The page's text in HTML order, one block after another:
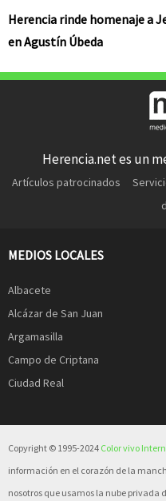
Herencia rinde homenaje a
en Agustín Úbeda
Herencia.net es un
Artículos patrocinados
MEDIOS LOCALES
Albacete
Alcázar de San Juan
Argamasilla
Campo de Criptana
Ciudad Real
Copyright © 1995-2024 Color vivo
información en el corazón de la
nosotros que usamos la nube privada